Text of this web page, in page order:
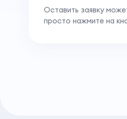
Оставить заявку
просто нажмите на